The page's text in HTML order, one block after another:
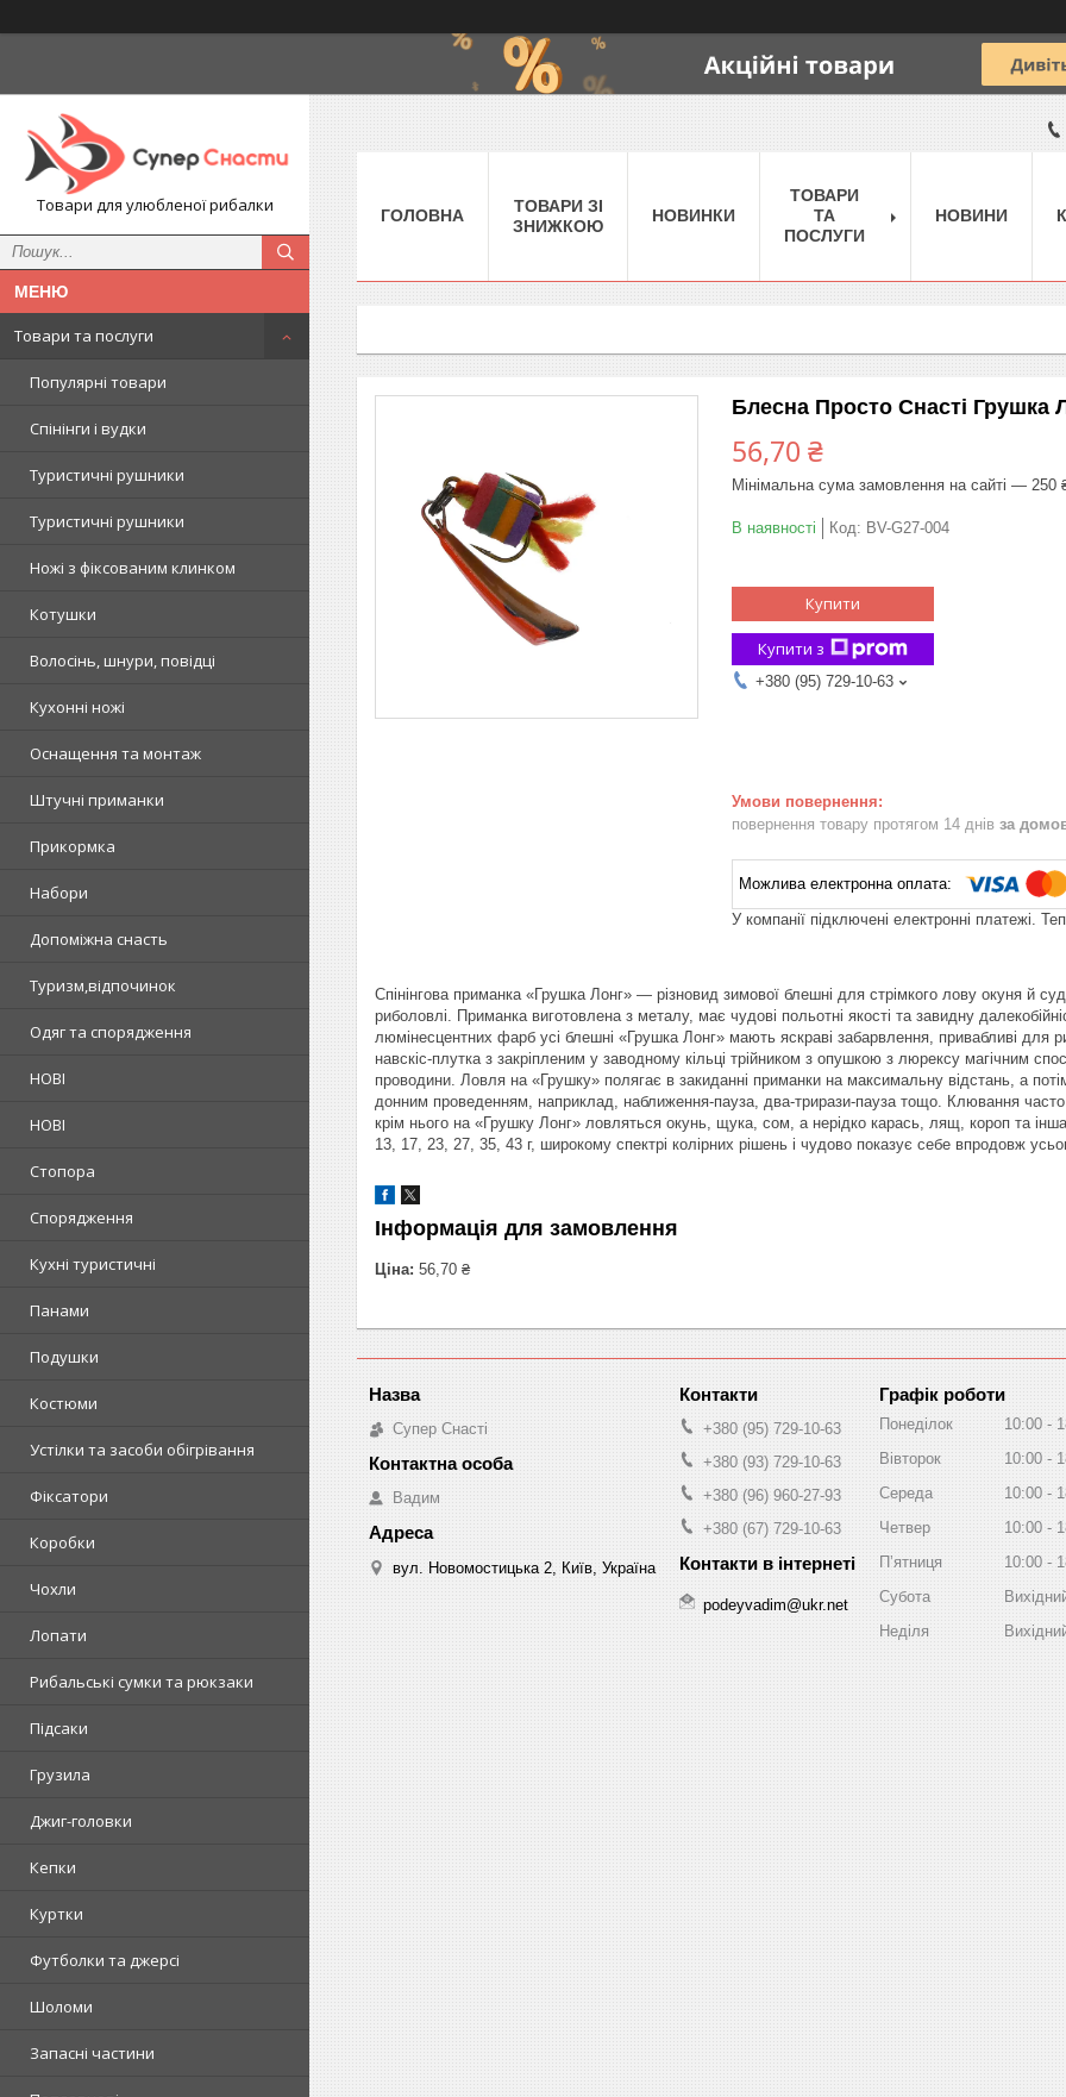
Товари для улюбленої рибалки
Товари та послуги
Популярні товари
Спінінги і вудки
Туристичні рушники
Туристичні рушники
Ножі з фіксованим клинком
Котушки
Волосінь, шнури, повідці
Кухонні ножі
Оснащення та монтаж
Штучні приманки
Прикормка
Набори
Допоміжна снасть
Туризм,відпочинок
Одяг та спорядження
НОВІ
НОВІ
Стопора
Спорядження
Кухні туристичні
Панами
Подушки
Костюми
Устілки та засоби обігрівання
Фіксатори
Коробки
Чохли
Лопати
Рибальські сумки та рюкзаки
Підсаки
Грузила
Джиг-головки
Кепки
Куртки
Футболки та джерсі
Шоломи
Запасні частини
ГОЛОВНА
ТОВАРИ ЗІ
ЗНИЖКОЮ
НОВИНКИ
ТОВАРИ
ТА
ПОСЛУГИ
НОВИНИ
Блесна Просто Снасті Грушка
56,70 ₴
Мінімальна сума замовлення на сайті — 250
В наявності Код: BV-G27-004
Купити
Купити з
+380 (95) 729-10-63
повернення товару протягом 14 днів за
У компанії підключені електронні платежі.
Спінінгова приманка «Грушка Лонг» — різновид зимової блешні для стрімкого лову окуня й
риболовлі. Приманка виготовлена з металу, має чудові польотні якості та завидну
люмінесцентних фарб усі блешні «Грушка Лонг» мають яскраві забарвлення, привабливі для
навскіс-плутка з закріпленим у заводному кільці трійником з опушкою з люрексу магічним
проводини. Ловля на «Грушку» полягає в закиданні приманки на максимальну відстань, а
донним проведенням, наприклад, наближення-пауза, два-трирази-пауза тощо. Клювання
крім нього на «Грушку Лонг» ловляться окунь, щука, сом, а нерідко карась, лящ, короп та
13, 17, 23, 27, 35, 43 г, широкому спектрі колірних рішень і чудово показує себе впродовж
Інформація для замовлення
Ціна: 56,70 ₴
Супер Снасті
Вадим
вул. Новомостицька 2, Київ, Україна
+380 (95) 729-10-63
+380 (93) 729-10-63
+380 (96) 960-27-93
+380 (67) 729-10-63
podeyvadim@ukr.net
Графік роботи
Понеділок 10:00
Вівторок
10:00
Середа
10:00
Четвер
10:00
Пʼятниця
10:00
Субота
Неділя